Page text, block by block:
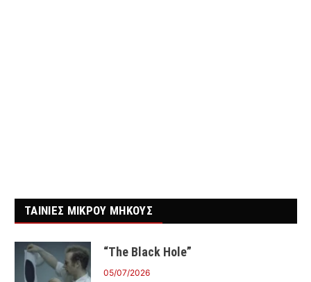
ΤΑΙΝΙΕΣ ΜΙΚΡΟΥ ΜΗΚΟΥΣ
“The Black Hole”
05/07/2026